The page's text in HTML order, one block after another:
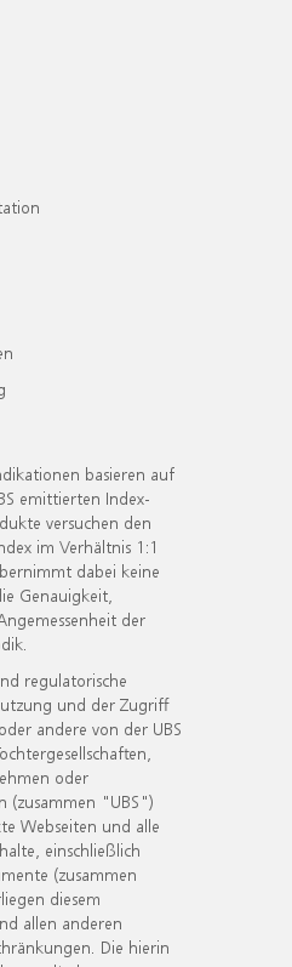
basieren auf
emittierten Index-
versuchen den
im Verhältnis 1:1
dabei keine
Genauigkeit,
der
regulatorische
und der Zugriff
andere von der UBS
oder
(zusammen "UBS")
Webseiten und alle
einschließlich
(zusammen
diesem
allen anderen
Die hierin